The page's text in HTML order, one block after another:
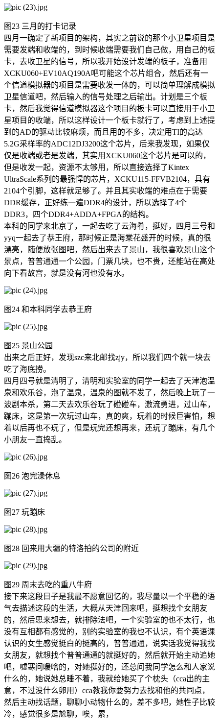
图23 三月的打卡记录
四月一确定了新项目的架构，其实之前说的那个小卫星项目是
需要发端和收端的，到时候收端需要我们自己做，用自己的板
卡，去收卫星的信号，所以我开始设计发端的板子，准备用
XCKU060+EV10AQ190A吧可能这个芯片组合，然后还有一
个信道模拟器的项目是需要收发一体的，可以简单理解成模拟
卫星信道吧，然后输入的信号处理之后输出。计划是三个板
卡，然后我觉得信道模拟器这个项目的板卡可以直接用于小卫
星项目的收端，所以这样设计一个板卡就行了，考虑到上述提
到的AD的驱动比较麻烦，而且用的不多，决定用TI的高达
5.2G采样率的ADC12DJ3200这个芯片，后来我发现，如果仅
仅是收端或者是发端，其实用XCKU060这个芯片是可以的，
但是收发一起，资源不太够用，所以直接选择了Kintex
UltraScale系列的最强悍的芯片，XCKU115-FFVB2104，具有
2104个引脚，这样就足够了。并且其实收端的难点在于需要
DDR缓存，正好练一遍DDR4的设计，所以选择了4个
DDR3，四个DDR4+ADDA+FPGA的结构。
本科的同学来北京了，一起去吃了云海肴，挺好，四月三号和
yyq一起去了恭王府，那时候正是海棠花盛开的时候，真的很
漂亮，随便放张图吧，然后出来去了景山，我很喜欢景山这个
景点，普普通通一个公园，门票几块，也不贵，还能站在高处
向下看故宫，就是没有河也没有水。
图24 和本科同学去恭王府
图25 景山公园
出来之后正好，发现szc来北邮找zjy，所以我们四个就一块去
吃了海底捞。
四月四号就是清明了，清明和实验室的同学一起去了天津泡温
泉和欢乐谷，泡了温泉，温泉的图就不发了，然后晚上玩了一
波剧本杀，第二天去欢乐谷玩了碰碰车，激流勇进，过山车，
蹦床，这是第一次玩过山车，真的爽，玩着的时候巨害怕，想
着以后再也不玩了，但是玩完还想再来，还玩了蹦床，有几个
小朋友一直捣乱。
图26 泡完澡休息
图27 玩蹦床
图28 回来用大疆的特洛拍的公司的附近
图29 周末去吃的重八牛府
接下来这段日子是我最不愿意回忆的，我尽量以一个平稳的语
气去描述这段的生活，大概从天津回来吧，挺想找个女朋友
的，然后思来想去，就排除法吧，一个实验室的也不太行，也
没有互相都有感觉的，别的实验室的我也不认识，有个英语课
认识的女生感觉挺白的挺高的，普普通通，说实话我觉得我找
女朋友，就想找个普普通通的就挺好的，然后就开始主动追她
吧，嘘寒问暖啥的，对她挺好的，还总问我同学怎么和人家说
什么的，她说她总睡不着，我就给她买了个枕头（cca出的主
意，不过没什么卵用）cca教我你要努力去找和他的共同点，
然后主动找话题，聊聊小动物什么的，差不多吧，她性子比较
冷，感觉很多是尬聊，唉，累，